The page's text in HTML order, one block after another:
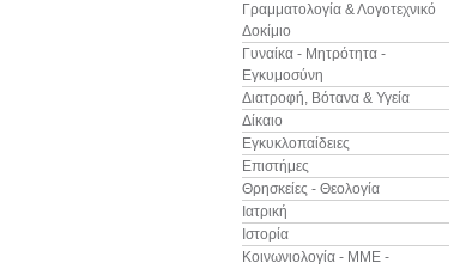
Γραμματολογία & Λογοτεχνικό
Δοκίμιο
Γυναίκα - Μητρότητα -
Εγκυμοσύνη
Διατροφή, Βότανα & Υγεία
Δίκαιο
Εγκυκλοπαίδειες
Επιστήμες
Θρησκείες - Θεολογία
Ιατρική
Ιστορία
Κοινωνιολογία - ΜΜΕ -